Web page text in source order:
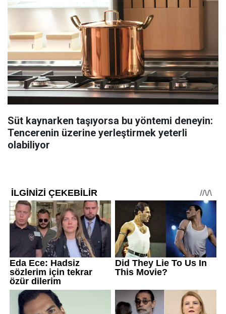
Süt kaynarken taşıyorsa bu yöntemi deneyin:
Tencerenin üzerine yerleştirmek yeterli
olabiliyor